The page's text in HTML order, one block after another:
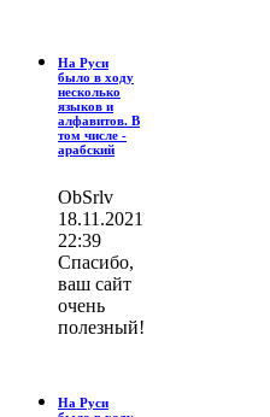
На Руси
было в ходу
несколько
языков и
алфавитов. В
том числе -
арабский
ОbSrlv
18.11.2021
22:39
Спасибо,
ваш сайт
очень
полезный!
На Руси